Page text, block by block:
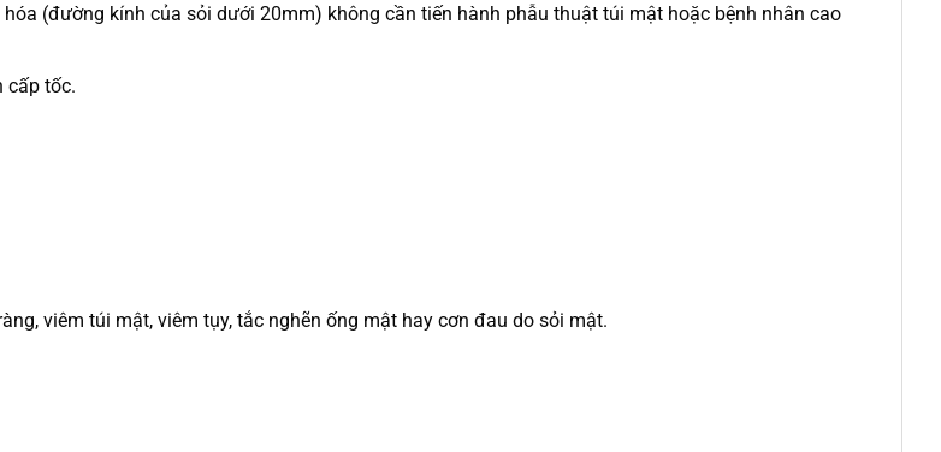
(đường kính của sỏi dưới 20mm) không cần tiến hành phẫu thuật túi mật hoặc bệnh nhân cao
cấp tốc.
viêm túi mật, viêm tụy, tắc nghẽn ống mật hay cơn đau do sỏi mật.